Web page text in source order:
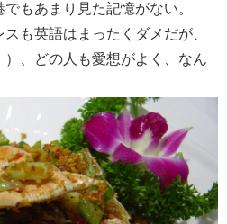
もあまり見た記憶がない。
も英語はまったくダメだが、
、どの人も愛想がよく、なん